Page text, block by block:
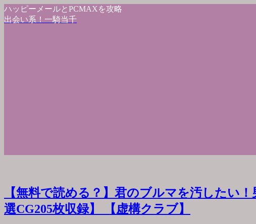
ハッピーメールとPCMAXを攻略
出会い系！一騎当千
【無料で読める？】君のブルマを汚したい
選CG205枚収録】 【虚構クラブ】